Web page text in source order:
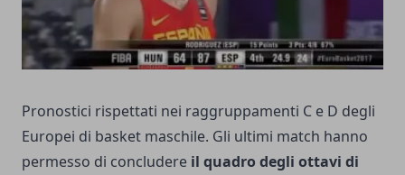
Pronostici rispettati nei raggruppamenti C e D degli
Europei di basket maschile. Gli ultimi match hanno
permesso di concludere il quadro degli ottavi di